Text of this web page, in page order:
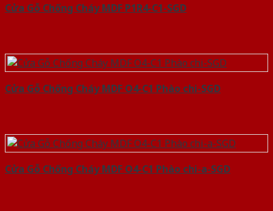
Cửa Gỗ Chống Cháy MDF P1R4-C1-SGD
Cửa Gỗ Chống Cháy MDF O4-C1 Phào chi-SGD
Cửa Gỗ Chống Cháy MDF O4-C1 Phào chi-a-SGD